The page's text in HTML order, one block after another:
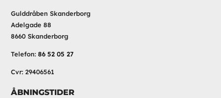
Gulddråben Skanderborg
Adelgade 88
8660 Skanderborg
Telefon:86 52 05 27
Cvr: 29406561
ÅBNINGSTIDER